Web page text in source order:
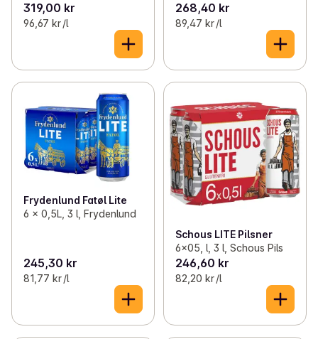
319,00 kr
96,67 kr /l
268,40 kr
89,47 kr /l
Frydenlund Fatøl Lite
6 x 0,5L, 3 l, Frydenlund
245,30 kr
81,77 kr /l
Schous LITE Pilsner
6x05, l, 3 l, Schous Pils
246,60 kr
82,20 kr /l